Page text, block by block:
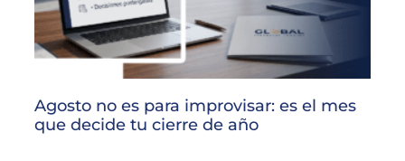
Agosto no es para improvisar: es el mes
que decide tu cierre de año